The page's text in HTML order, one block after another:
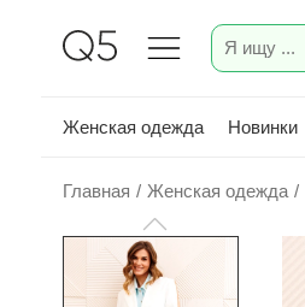
Женская одежда Новинки
Главная / Женская одежда /